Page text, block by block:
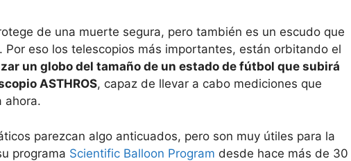
de una muerte segura, pero también es un escudo que
Por eso los telescopios más importantes, están orbitando el
un globo del tamaño de un estado de fútbol que subirá
ASTHROS, capaz de llevar a cabo mediciones que
ahora.
parezcan algo anticuados, pero son muy útiles para la
programa Scientific Balloon Program desde hace más de 30